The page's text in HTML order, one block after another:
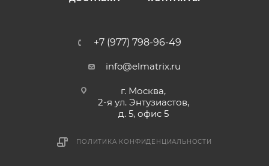
+7 (977) 798-96-49
info@elmatrix.ru
г. Москва,
2-я ул. Энтузиастов,
д. 5, офис 5
ПОЛИТИКА КОНФИДЕНЦИАЛЬНОСТИ